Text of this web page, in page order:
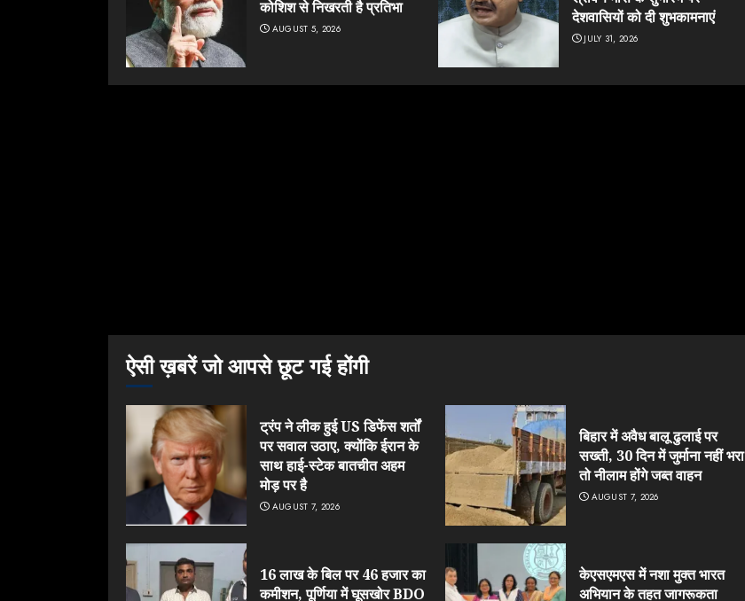
कोशिश से निखरती है प्रतिभा
AUGUST 5, 2026
देशवासियों को दी शुभकामनाएं
JULY 31, 2026
ऐसी ख़बरें जो आपसे छूट गई होंगी
ट्रंप ने लीक हुई US डिफेंस शर्तों
पर सवाल उठाए, क्योंकि ईरान के
साथ हाई-स्टेक बातचीत अहम
मोड़ पर है
AUGUST 7, 2026
बिहार में अवैध बालू ढुलाई पर
सख्ती, 30 दिन में जुर्माना नहीं भरा
तो नीलाम होंगे जब्त वाहन
AUGUST 7, 2026
16 लाख के बिल पर 46 हजार का
कमीशन, पूर्णिया में घूसखोर BDO
केएसएमएस में नशा मुक्त भारत
अभियान के तहत जागरूकता